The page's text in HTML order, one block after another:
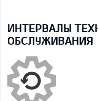
ИНТЕРВАЛЫ
ОБСЛУЖИВАНИЯ